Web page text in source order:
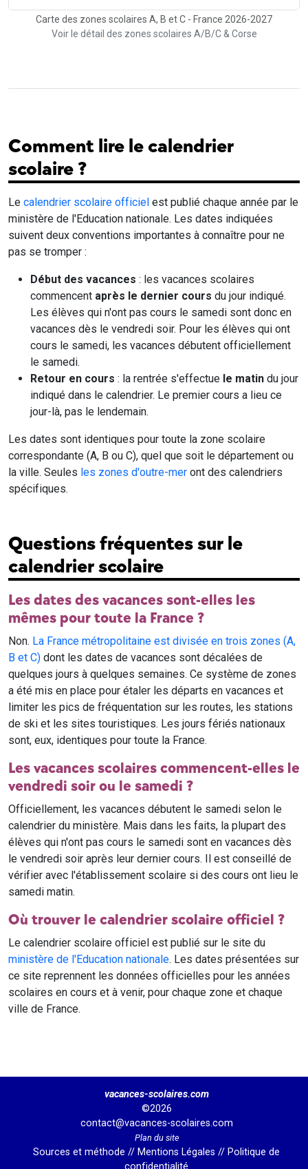
Carte des zones scolaires A, B et C - France 2026-2027
Voir le détail des zones scolaires A/B/C & Corse
Comment lire le calendrier
scolaire ?
Le calendrier scolaire officiel est publié chaque année par le
ministère de l'Education nationale. Les dates indiquées
suivent deux conventions importantes à connaître pour ne
pas se tromper :
Début des vacances : les vacances scolaires
commencent après le dernier cours du jour indiqué.
Les élèves qui n'ont pas cours le samedi sont donc en
vacances dès le vendredi soir. Pour les élèves qui ont
cours le samedi, les vacances débutent officiellement
le samedi.
Retour en cours : la rentrée s'effectue le matin du jour
indiqué dans le calendrier. Le premier cours a lieu ce
jour-là, pas le lendemain.
Les dates sont identiques pour toute la zone scolaire
correspondante (A, B ou C), quel que soit le département ou
la ville. Seules les zones d'outre-mer ont des calendriers
spécifiques.
Questions fréquentes sur le
calendrier scolaire
Les dates des vacances sont-elles les
mêmes pour toute la France ?
Non. La France métropolitaine est divisée en trois zones (A,
B et C) dont les dates de vacances sont décalées de
quelques jours à quelques semaines. Ce système de zones
a été mis en place pour étaler les départs en vacances et
limiter les pics de fréquentation sur les routes, les stations
de ski et les sites touristiques. Les jours fériés nationaux
sont, eux, identiques pour toute la France.
Les vacances scolaires commencent-elles le
vendredi soir ou le samedi ?
Officiellement, les vacances débutent le samedi selon le
calendrier du ministère. Mais dans les faits, la plupart des
élèves qui n'ont pas cours le samedi sont en vacances dès
le vendredi soir après leur dernier cours. Il est conseillé de
vérifier avec l'établissement scolaire si des cours ont lieu le
samedi matin.
Où trouver le calendrier scolaire officiel ?
Le calendrier scolaire officiel est publié sur le site du
ministère de l'Education nationale. Les dates présentées sur
ce site reprennent les données officielles pour les années
scolaires en cours et à venir, pour chaque zone et chaque
ville de France.
vacances-scolaires.com
©2026
contact@vacances-scolaires.com
Plan du site
Sources et méthode // Mentions Légales // Politique de